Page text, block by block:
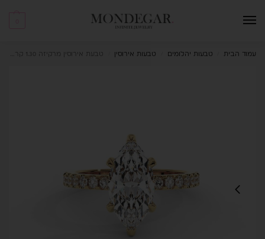
עמוד הבית טבעות יהלומים טבעות אירוסין טבעת אירוסין מרקיזה 1.30 קראט Veridian